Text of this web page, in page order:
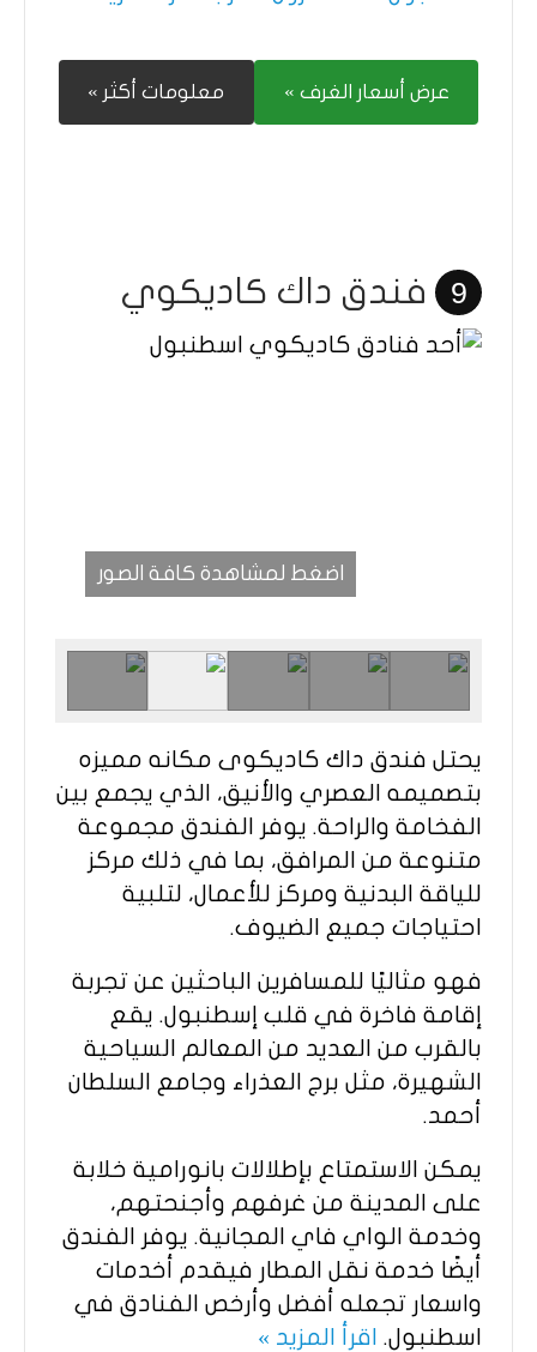
عرض أسعار الغرف » معلومات أكثر »
9 فندق داك كاديكوي
اضغط لمشاهدة كافة الصور
يحتل فندق داك كاديكوى مكانه مميزه
بتصميمه العصري والأنيق، الذي يجمع بين
الفخامة والراحة. يوفر الفندق مجموعة
متنوعة من المرافق، بما في ذلك مركز
للياقة البدنية ومركز للأعمال، لتلبية
احتياجات جميع الضيوف.
فهو مثاليًا للمسافرين الباحثين عن تجربة
إقامة فاخرة في قلب إسطنبول. يقع
بالقرب من العديد من المعالم السياحية
الشهيرة، مثل برج العذراء وجامع السلطان
أحمد.
يمكن الاستمتاع بإطلالات بانورامية خلابة
على المدينة من غرفهم وأجنحتهم،
وخدمة الواي فاي المجانية. يوفر الفندق
أيضًا خدمة نقل المطار فيقدم أخدمات
واسعار تجعله أفضل وأرخص الفنادق في
اسطنبول. اقرأ المزيد »